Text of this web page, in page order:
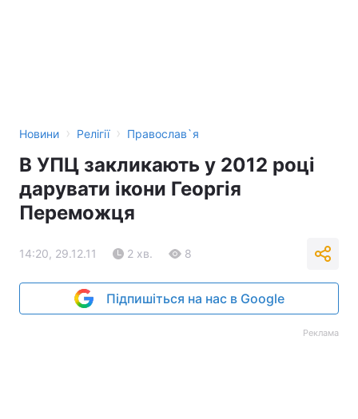
Новини › Релігії › Православ`я
В УПЦ закликають у 2012 році
дарувати ікони Георгія
Переможця
14:20, 29.12.11 2 хв. 8
Підпишіться на нас в Google
Реклама